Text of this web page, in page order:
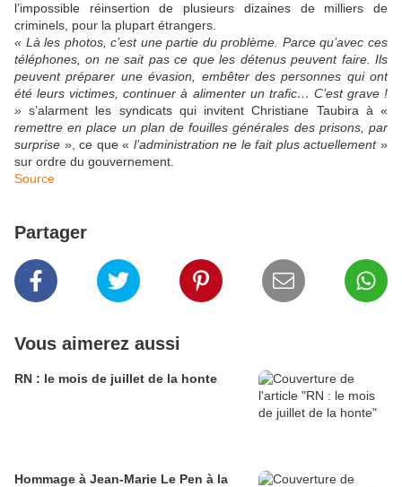
l’impossible réinsertion de plusieurs dizaines de milliers de
criminels, pour la plupart étrangers.
« Là les photos, c’est une partie du problème. Parce qu’avec ces
téléphones, on ne sait pas ce que les détenus peuvent faire. Ils
peuvent préparer une évasion, embêter des personnes qui ont
été leurs victimes, continuer à alimenter un trafic… C’est grave !
» s’alarment les syndicats qui invitent Christiane Taubira à «
remettre en place un plan de fouilles générales des prisons, par
surprise », ce que « l’administration ne le fait plus actuellement»
sur ordre du gouvernement.
Source
Partager
Vous aimerez aussi
RN : le mois de juillet de la honte
Hommage à Jean-Marie Le Pen à la